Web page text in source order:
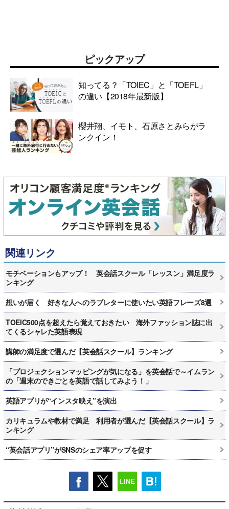
ピックアップ
知ってる？「TOIEC」と「TOEFL」
の違い【2018年最新版】
櫻井翔、イモト、石原さとみらがラ
ンクイン！
関連リンク
モチベーションもアップ！ 英会話スクール「レッスン」満足度ラ
ンキング
想いが届く 好きな人へのラブレターに使いたい英語フレーズ8選
TOEIC500点を超えたら覚えておきたい 海外ファッション誌に出
てくるシャレた英語表現
講師の満足度で選んだ【英会話スクール】ランキング
「プロジェクションマッピングが気になる」を英会話で～イムラン
の「週末のできごとを英語で話してみよう！」
英語アプリが“インスタ映え”を演出
カリキュラムや教材で満足 利用者が選んだ【英会話スクール】ラ
ンキング
“英会話アプリ”がSNSのシェア率アップを促す